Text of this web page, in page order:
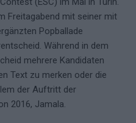
Freitagabend mit seiner mit
Popballade
Während in dem
mehrere Kandidaten
Text zu merken oder die
der Auftritt der
2016, Jamala.